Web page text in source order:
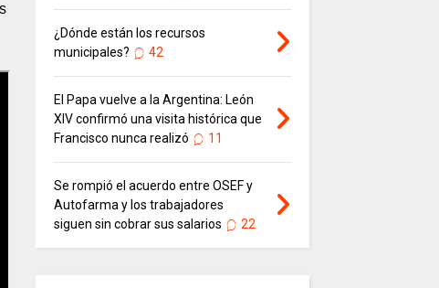
¿Dónde están los recursos
municipales?
42
El Papa vuelve a la Argentina: León
XIV confirmó una visita histórica que
Francisco nunca realizó
11
Se rompió el acuerdo entre OSEF y
Autofarma y los trabajadores
siguen sin cobrar sus salarios
22